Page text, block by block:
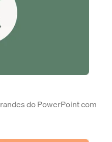
do PowerPoint com